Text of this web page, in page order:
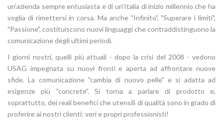
un'azienda sempre entusiasta e di un'Italia di inizio millennio che ha
voglia di rimettersi in corsa. Ma anche "Infinito", "Superare i limiti",
"Passione", costituiscono nuovi linguaggi che contraddistinguono la
comunicazione degli ultimi periodi.
I giorni nostri, quelli più attuali - dopo la crisi del 2008 - vedono
USAG impegnata su nuovi fronti e aperta ad affrontare nuove
sfide. La comunicazione "cambia di nuovo pelle" e si adatta ad
esigenze più "concrete". Si torna a parlare di prodotto e,
soprattutto, dei reali benefici che utensili di qualità sono in grado di
proferire ai nostri clienti: veri e propri professionisti!